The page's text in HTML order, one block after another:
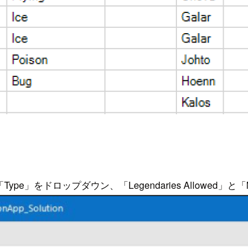
」をドロップダウン、「Legendaries Allowed」と